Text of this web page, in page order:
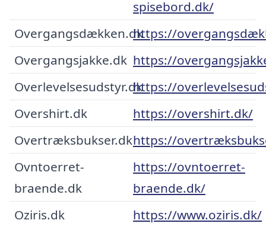
spisebord.dk/
Overgangsdækken.dkhttps://
Overgangsjakke.dk https://
Overlevelsesudstyr.dkhttps://
Overshirt.dk
https://overshirt.dk/
Overtræksbukser.dkhttps://
Ovntoerret-
braende.dk
https://ovntoerret-
braende.dk/
Oziris.dk
https://www.oziris.dk/